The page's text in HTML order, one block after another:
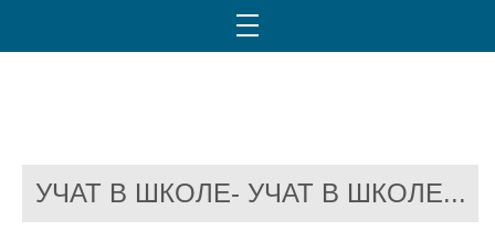
УЧАТ В ШКОЛЕ- УЧАТ В ШКОЛЕ...